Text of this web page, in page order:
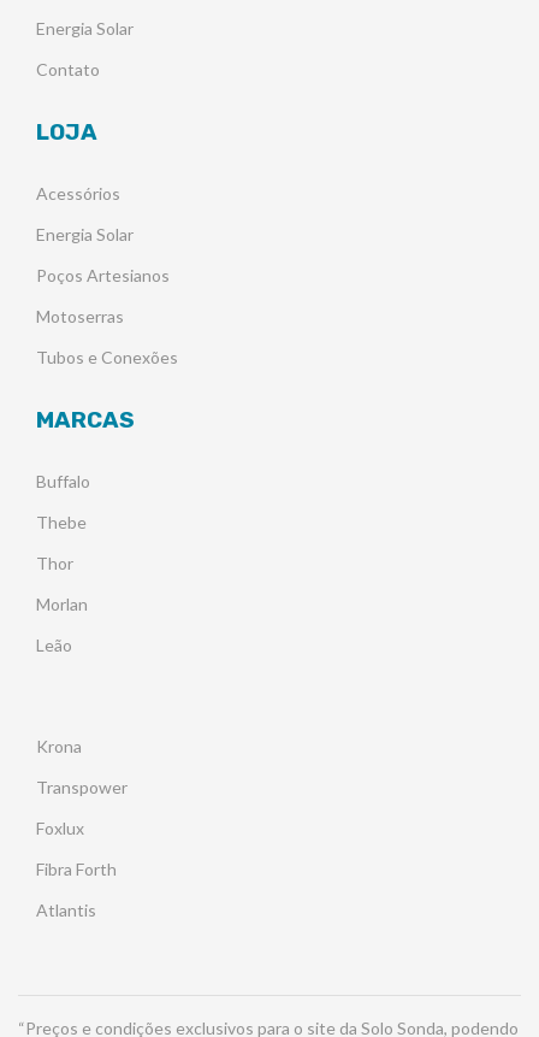
Energia Solar
Contato
LOJA
Acessórios
Energia Solar
Poços Artesianos
Motoserras
Tubos e Conexões
MARCAS
Buffalo
Thebe
Thor
Morlan
Leão
Krona
Transpower
Foxlux
Fibra Forth
Atlantis
“Preços e condições exclusivos para o site da Solo Sonda, podendo